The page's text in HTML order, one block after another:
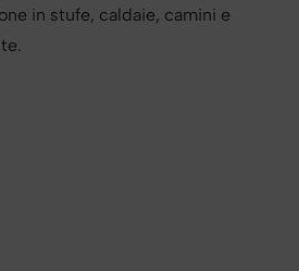
in stufe, caldaie, camini e